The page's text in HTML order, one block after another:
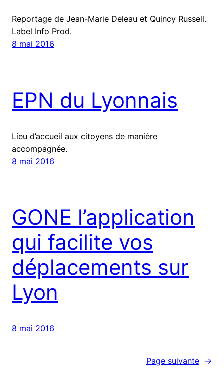
Reportage de Jean-Marie Deleau et Quincy Russell.
Label Info Prod.
8 mai 2016
EPN du Lyonnais
Lieu d’accueil aux citoyens de manière
accompagnée.
8 mai 2016
GONE l’application
qui facilite vos
déplacements sur
Lyon
8 mai 2016
Page suivante →